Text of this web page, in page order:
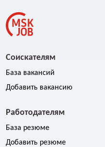
Соискателям
База вакансий
Добавить вакансию
Работодателям
База резюме
Добавить резюме